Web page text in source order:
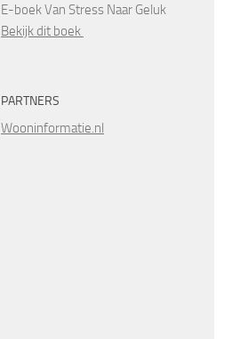
E-boek Van Stress Naar Geluk
Bekijk dit boek
PARTNERS
Wooninformatie.nl